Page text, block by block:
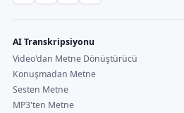
AI Transkripsiyonu
Video'dan Metne Dönüştürücü
Konuşmadan Metne
Sesten Metne
MP3'ten Metne